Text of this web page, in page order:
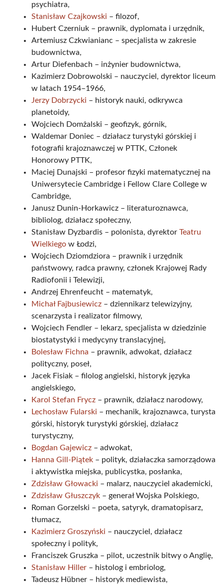
psychiatra,
Stanisław Czajkowski – filozof,
Hubert Czerniuk – prawnik, dyplomata i urzędnik,
Artemiusz Czkwianianc – specjalista w zakresie
budownictwa,
Artur Diefenbach – inżynier budownictwa,
Kazimierz Dobrowolski – nauczyciel, dyrektor liceum
w latach 1954–1966,
Jerzy Dobrzycki – historyk nauki, odkrywca
planetoidy,
Wojciech Domżalski – geofizyk, górnik,
Waldemar Doniec – działacz turystyki górskiej i
fotografii krajoznawczej w PTTK, Członek
Honorowy PTTK,
Maciej Dunajski – profesor fizyki matematycznej na
Uniwersytecie Cambridge i Fellow Clare College w
Cambridge,
Janusz Dunin-Horkawicz – literaturoznawca,
bibliolog, działacz społeczny,
Stanisław Dyzbardis – polonista, dyrektor Teatru
Wielkiego w Łodzi,
Wojciech Dziomdziora – prawnik i urzędnik
państwowy, radca prawny, członek Krajowej Rady
Radiofonii i Telewizji,
Andrzej Ehrenfeucht – matematyk,
Michał Fajbusiewicz – dziennikarz telewizyjny,
scenarzysta i realizator filmowy,
Wojciech Fendler – lekarz, specjalista w dziedzinie
biostatystyki i medycyny translacyjnej,
Bolesław Fichna – prawnik, adwokat, działacz
polityczny, poseł,
Jacek Fisiak – filolog angielski, historyk języka
angielskiego,
Karol Stefan Frycz – prawnik, działacz narodowy,
Lechosław Fularski – mechanik, krajoznawca, turysta
górski, historyk turystyki górskiej, działacz
turystyczny,
Bogdan Gajewicz – adwokat,
Hanna Gill-Piątek – polityk, działaczka samorządowa
i aktywistka miejska, publicystka, posłanka,
Zdzisław Głowacki – malarz, nauczyciel akademicki,
Zdzisław Głuszczyk – generał Wojska Polskiego,
Roman Gorzelski – poeta, satyryk, dramatopisarz,
tłumacz,
Kazimierz Groszyński – nauczyciel, działacz
społeczny i polityk,
Franciszek Gruszka – pilot, uczestnik bitwy o Anglię,
Stanisław Hiller – histolog i embriolog,
Tadeusz Hübner – historyk mediewista,